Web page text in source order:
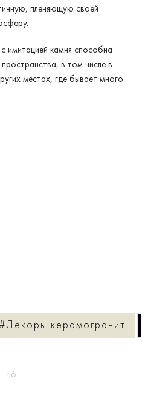
пленяющую своей
имитацией камня способна
в том числе в
местах, где бывает много
#Декоры керамогранит
16